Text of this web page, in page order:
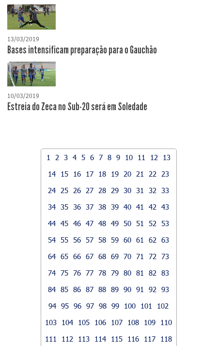
13/03/2019
Bases intensificam preparação para o Gauchão
10/03/2019
Estreia do Zeca no Sub-20 será em Soledade
1 2 3 4 5 6 7 8 9 10 11 12
13
14
15 16 17 18 19 20 21 22
23
24
25 26 27 28 29 30 31 32
33
34 35 36 37 38 39 40 41 42
43
44 45 46 47 48 49 50 51 52
53
54 55 56 57 58 59 60 61 62
63
64 65 66 67 68 69 70 71 72
73
74 75 76 77 78 79 80 81 82
83
84 85 86 87 88 89 90 91 92
93
94 95 96 97 98 99 100 101
102
103
104 105 106 107 108 109
110
111
112 113 114 115 116 117
118